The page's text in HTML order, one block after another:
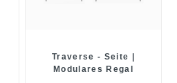
Traverse - Seite |
Modulares Regal